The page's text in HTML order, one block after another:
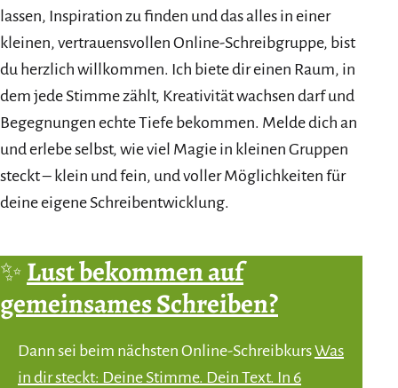
lassen, Inspiration zu finden und das alles in einer
kleinen, vertrauensvollen Online-Schreibgruppe, bist
du herzlich willkommen. Ich biete dir einen Raum, in
dem jede Stimme zählt, Kreativität wachsen darf und
Begegnungen echte Tiefe bekommen. Melde dich an
und erlebe selbst, wie viel Magie in kleinen Gruppen
steckt – klein und fein, und voller Möglichkeiten für
deine eigene Schreibentwicklung.
✨Lust bekommen auf
gemeinsames Schreiben?
Dann sei beim nächsten Online-SchreibkursWas
in dir steckt: Deine Stimme. Dein Text. In 6